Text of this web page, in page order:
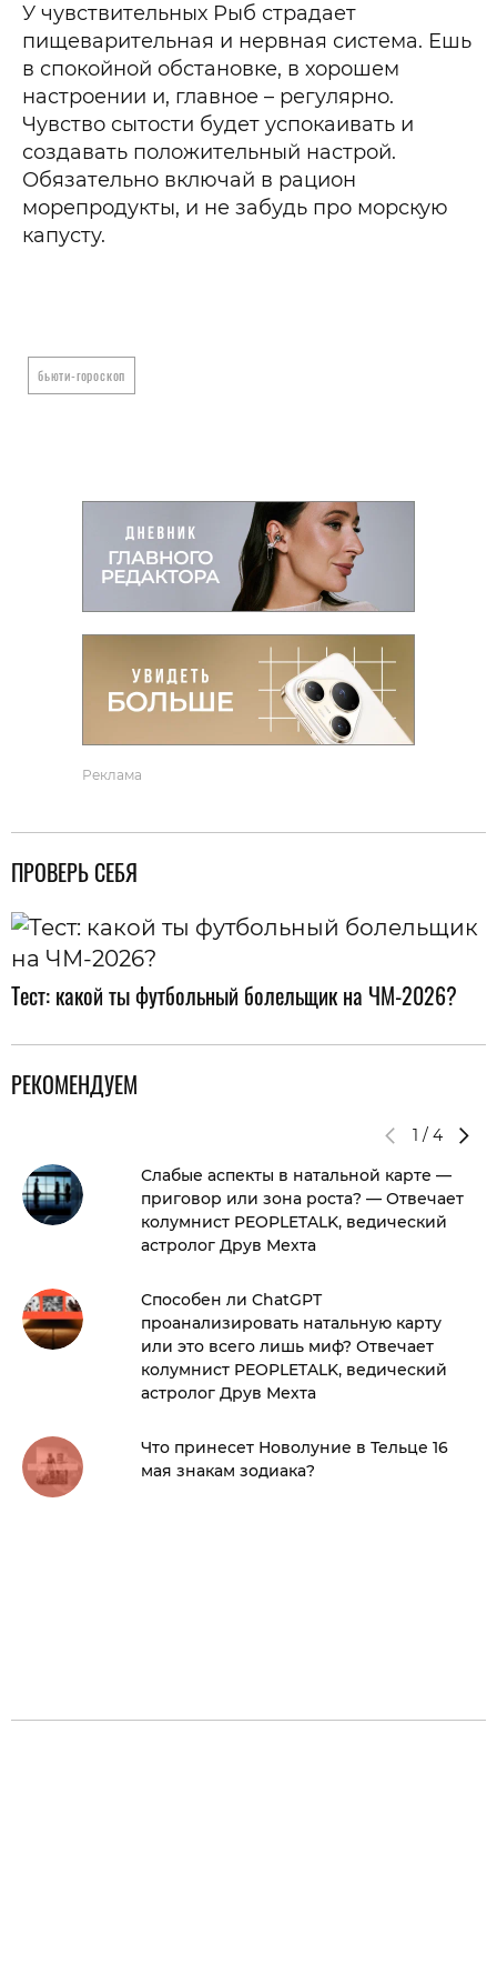
У чувствительных Рыб страдает
пищеварительная и нервная система. Ешь
в спокойной обстановке, в хорошем
настроении и, главное – регулярно.
Чувство сытости будет успокаивать и
создавать положительный настрой.
Обязательно включай в рацион
морепродукты, и не забудь про морскую
капусту.
бьюти-гороскоп
Реклама
ПРОВЕРЬ СЕБЯ
Тест: какой ты футбольный болельщик на ЧМ-2026?
РЕКОМЕНДУЕМ
1 / 4
Слабые аспекты в натальной карте —
приговор или зона роста? — Отвечает
колумнист PEOPLETALK, ведический
астролог Друв Мехта
Способен ли ChatGPT
проанализировать натальную карту
или это всего лишь миф? Отвечает
колумнист PEOPLETALK, ведический
астролог Друв Мехта
Что принесет Новолуние в Тельце 16
мая знакам зодиака?